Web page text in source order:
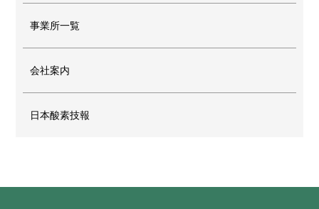
事業所一覧
会社案内
日本酸素技報